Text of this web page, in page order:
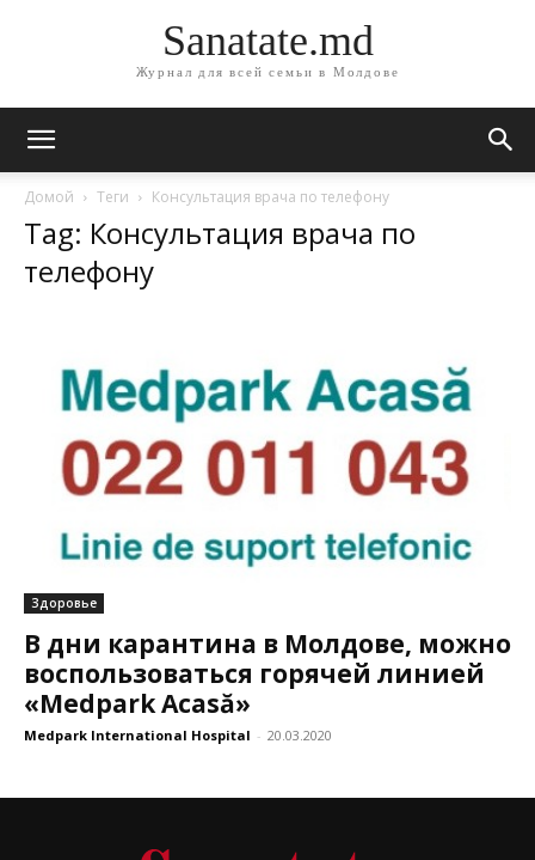
Sanatate.md
Журнал для всей семьи в Молдове
Домой Теги Консультация врача по телефону
Tag: Консультация врача по
телефону
Здоровье
В дни карантина в Молдове, можно
воспользоваться горячей линией
«Medpark Acasă»
Medpark International Hospital - 20.03.2020